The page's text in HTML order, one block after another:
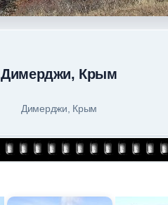
Димерджи, Крым
Димерджи, Крым